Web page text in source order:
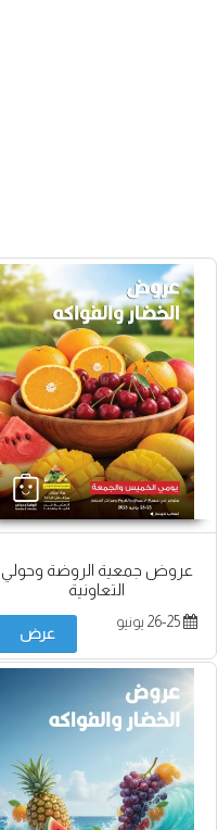
عروض جمعية الروضة وحولي
التعاونية
26-25 يونيو
عرض